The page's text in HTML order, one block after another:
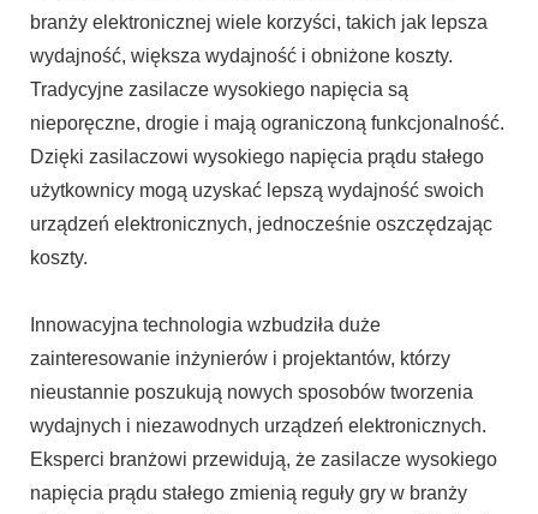
branży elektronicznej wiele korzyści, takich jak lepsza
wydajność, większa wydajność i obniżone koszty.
Tradycyjne zasilacze wysokiego napięcia są
nieporęczne, drogie i mają ograniczoną funkcjonalność.
Dzięki zasilaczowi wysokiego napięcia prądu stałego
użytkownicy mogą uzyskać lepszą wydajność swoich
urządzeń elektronicznych, jednocześnie oszczędzając
koszty.
Innowacyjna technologia wzbudziła duże
zainteresowanie inżynierów i projektantów, którzy
nieustannie poszukują nowych sposobów tworzenia
wydajnych i niezawodnych urządzeń elektronicznych.
Eksperci branżowi przewidują, że zasilacze wysokiego
napięcia prądu stałego zmienią reguły gry w branży